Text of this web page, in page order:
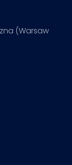
(Warsaw